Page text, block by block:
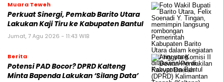
Muara Teweh
Perkuat Sinergi, Pemkab Barito Utara
Lakukan Kaji Tiru ke Kabupaten Bantul
Jumat, 7 Agu 2026 - 11:43 WIB
Berita
Potensi PAD Bocor? DPRD Kalteng
Minta Bapenda Lakukan ‘Silang Data’